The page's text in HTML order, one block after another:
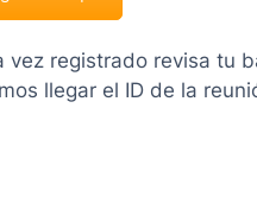
vez registrado revisa tu
llegar el ID de la